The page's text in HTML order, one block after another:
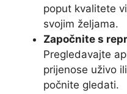
poput kvalitete
svojim željama.
Započnite s
Pregledavajte
prijenose uživo
počnite gledati.